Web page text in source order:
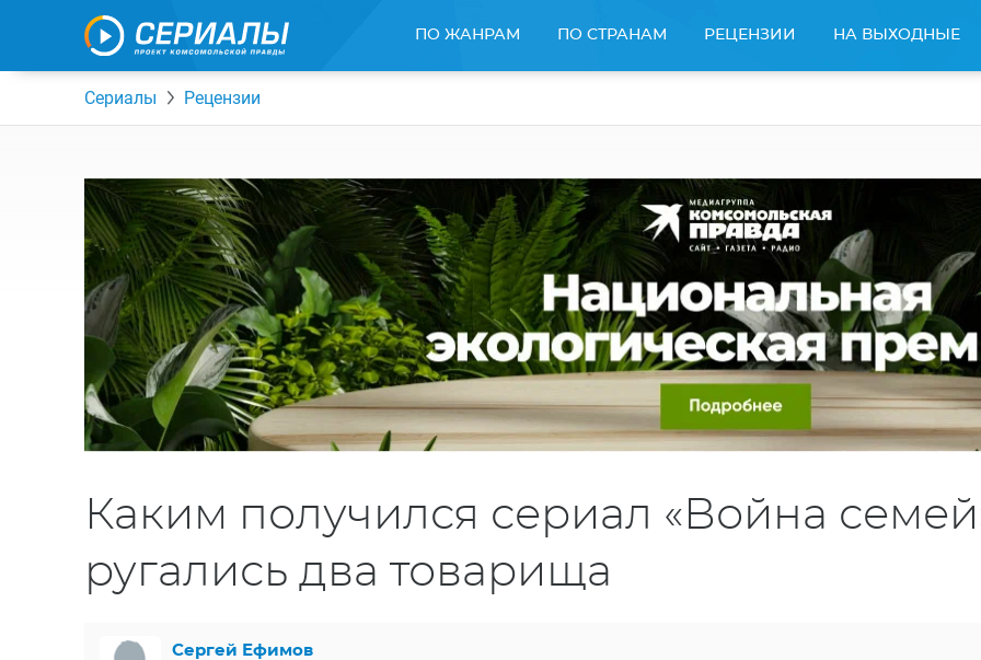
ПО ЖАНРАМ ПО СТРАНАМ РЕЦЕНЗИИ НА ВЫХОДНЫЕ
Сериалы Рецензии
Каким получился сериал «Война
ругались два товарища
Сергей Ефимов